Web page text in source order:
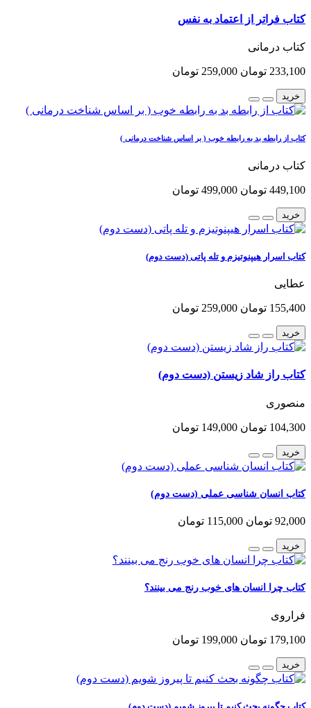
کتاب فراتر از اعتماد به نفس
کتاب درمانی
233,100 تومان 259,000 تومان
خرید
کتاب از رابطه بد به رابطه خوب ( بر اساس شناخت درمانی )
کتاب درمانی
449,100 تومان 499,000 تومان
خرید
کتاب اسرار هیپنوتیزم و تله پاتی (دست دوم)
عطایی
155,400 تومان 259,000 تومان
خرید
کتاب راز شاد زیستن (دست دوم)
منصوری
104,300 تومان 149,000 تومان
خرید
کتاب انسان شناسی عملی (دست دوم)
92,000 تومان 115,000 تومان
خرید
کتاب چرا انسان های خوب رنج می بینند؟
فراروی
179,100 تومان 199,000 تومان
خرید